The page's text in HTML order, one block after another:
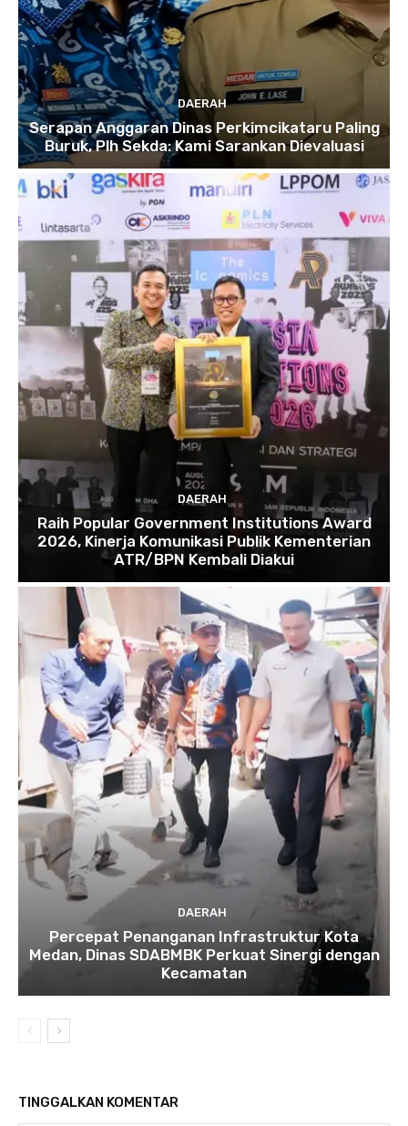
DAERAH
Serapan Anggaran Dinas Perkimcikataru Paling
Buruk, Plh Sekda: Kami Sarankan Dievaluasi
DAERAH
Raih Popular Government Institutions Award
2026, Kinerja Komunikasi Publik Kementerian
ATR/BPN Kembali Diakui
DAERAH
Percepat Penanganan Infrastruktur Kota
Medan, Dinas SDABMBK Perkuat Sinergi dengan
Kecamatan
TINGGALKAN KOMENTAR